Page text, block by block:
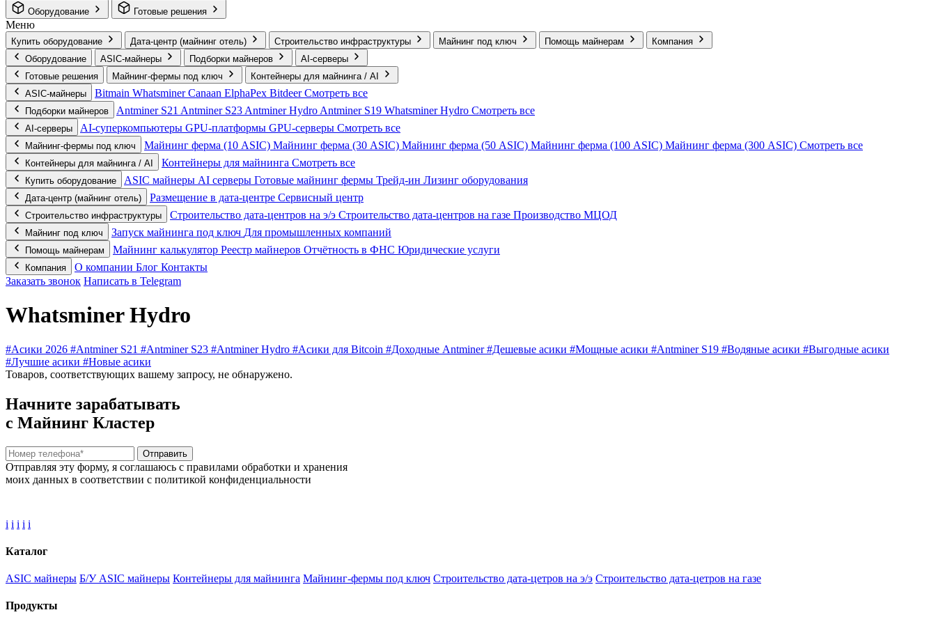
Оборудование Готовые решения
Меню
Купить оборудование Дата-центр (майнинг отель) Строительство инфраструктуры Майнинг под ключ Помощь майнерам
Компания
Оборудование
ASIC-майнеры Подборки майнеров
AI‑серверы
Готовые решения
Майнинг-фермы под ключ
Контейнеры для майнинга / AI
ASIC-майнеры
Bitmain WhatsminerCanaan ElphaPex BitdeerСмотреть все
Подборки майнеров Antminer S21 Antminer S23 Antminer Hydro Antminer S19 Whatsminer Hydro Смотреть все
AI‑серверы AI‑суперкомпьютеры GPU‑платформы GPU‑серверы Смотреть все
Майнинг-фермы под ключ Майнинг ферма (10 ASIC) Майнинг ферма (30 ASIC) Майнинг ферма (50 ASIC) Майнинг ферма (100 ASIC) Майнинг ферма (300 ASIC) Смотреть все
Контейнеры для майнинга / AI Контейнеры для майнинга Смотреть все
Купить оборудование ASIC майнеры AI серверы Готовые майнинг фермы Трейд-ин Лизинг оборудования
Дата-центр (майнинг отель) Размещение в дата-центре Сервисный центр
Строительство инфраструктуры Строительство дата-центров на э/э Строительство дата-центров на газе Производство МЦОД
Майнинг под ключ Запуск майнинга под ключ Для промышленных компаний
Помощь майнерам Майнинг калькулятор Реестр майнеров Отчётность в ФНС Юридические услуги
Компания О компании Блог Контакты
Заказать звонок Написать в Telegram
Whatsminer Hydro
#Асики 2026 #Antminer S21 #Antminer S23 #Antminer Hydro #Асики для Bitcoin #Доходные Antminer#Дешевые асики #Мощные асики #Antminer S19 #Водяные асики #Выгодные асики
#Лучшие асики #Новые асики
Товаров, соответствующих вашему запросу, не обнаружено.
Начните зарабатывать
с Майнинг Кластер
Отправить
Отправляя эту форму, я соглашаюсь с правилами обработки и хранения
моих данных в соответствии с политикой конфиденциальности
i i i i i
Каталог
ASIC майнеры Б/У ASIC майнеры Контейнеры для майнинга Майнинг-фермы под ключ Строительство дата-цетров на э/э Строительство дата-цетров на газе
Продукты